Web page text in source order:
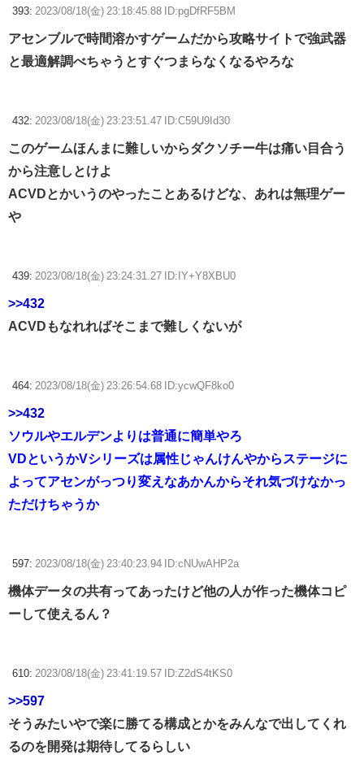
393: 2023/08/18(金) 23:18:45.88 ID:pgDfRF5BM
アセンブルで時間溶かすゲームだから攻略サイトで強武器
と最適解調べちゃうとすぐつまらなくなるやろな
432: 2023/08/18(金) 23:23:51.47 ID:C59U9Id30
このゲームほんまに難しいからダクソチー牛は痛い目合う
から注意しとけよ
ACVDとかいうのやったことあるけどな、あれは無理ゲー
や
439: 2023/08/18(金) 23:24:31.27 ID:IY+Y8XBU0
>>432
ACVDもなれればそこまで難しくないが
464: 2023/08/18(金) 23:26:54.68 ID:ycwQF8ko0
>>432
ソウルやエルデンよりは普通に簡単やろ
VDというかVシリーズは属性じゃんけんやからステージに
よってアセンがっつり変えなあかんからそれ気づけなかっ
ただけちゃうか
597: 2023/08/18(金) 23:40:23.94 ID:cNUwAHP2a
機体データの共有ってあったけど他の人が作った機体コピ
ーして使えるん？
610: 2023/08/18(金) 23:41:19.57 ID:Z2dS4tKS0
>>597
そうみたいやで楽に勝てる構成とかをみんなで出してくれ
るのを開発は期待してるらしい